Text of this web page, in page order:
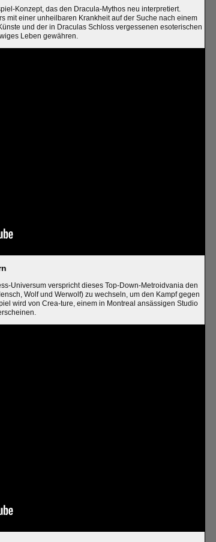
Konzept, das den Dracula-Mythos neu interpretiert.
mit einer unheilbaren Krankheit auf der Suche nach einem
und der in Draculas Schloss vergessenen esoterischen
Leben gewähren.
Universum verspricht dieses Top-Down-Metroidvania den
Wolf und Werwolf) zu wechseln, um den Kampf gegen
wird von Crea-ture, einem in Montreal ansässigen Studio